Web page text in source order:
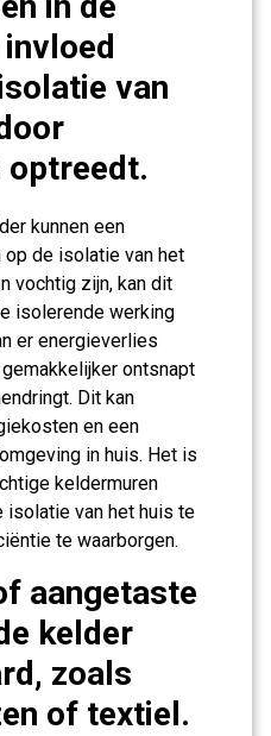
van
optreedt.
kunnen een
de isolatie van het
vochtig zijn, kan dit
isolerende werking
er energieverlies
ontsnapt
Dit kan
en een
in huis. Het is
keldermuren
isolatie van het huis te
te waarborgen.
aangetaste
kelder
zoals
of textiel.